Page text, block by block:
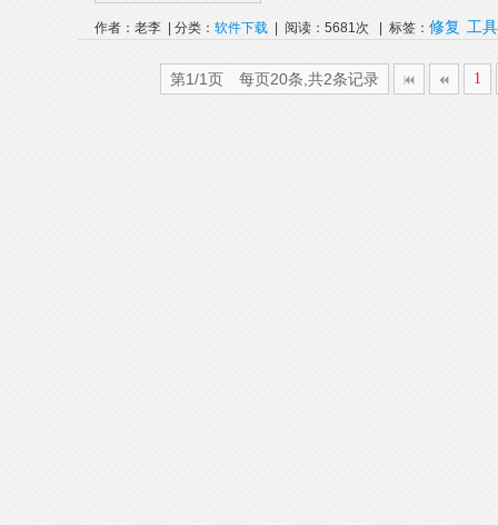
作者：老李 | 分类： 软件下载 | 阅读：5681次 | 标签： 修复 工具
第1/1页 每页20条,共2条记录 1